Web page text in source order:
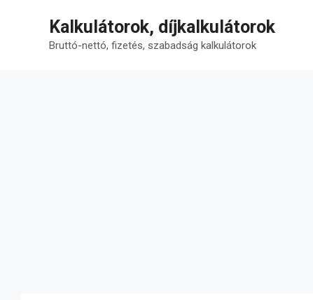
tartalomba
Kalkulátorok, díjkalkulátorok
Bruttó-nettó, fizetés, szabadság kalkulátorok